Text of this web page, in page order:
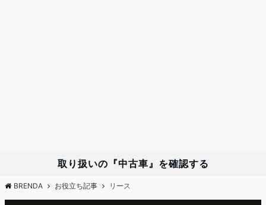
取り扱いの『中古車』を確認する
BRENDA お役立ち記事 リース